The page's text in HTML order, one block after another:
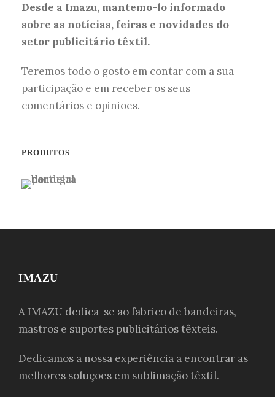
Desde a Imazu, mantemo-lo informado
sobre as notícias, feiras e novidades do
setor publicitário têxtil.
Teremos todo o gosto em contar com a sua
participação e em receber os seus
comentários e opiniões.
PRODUTOS
IMAZU
A IMAZU dedica-se ao fabrico de bandeiras,
mastros e suportes publicitários têxteis.
Dedicamos a nossa experiência a encontrar as
melhores soluções em sublimação têxtil.